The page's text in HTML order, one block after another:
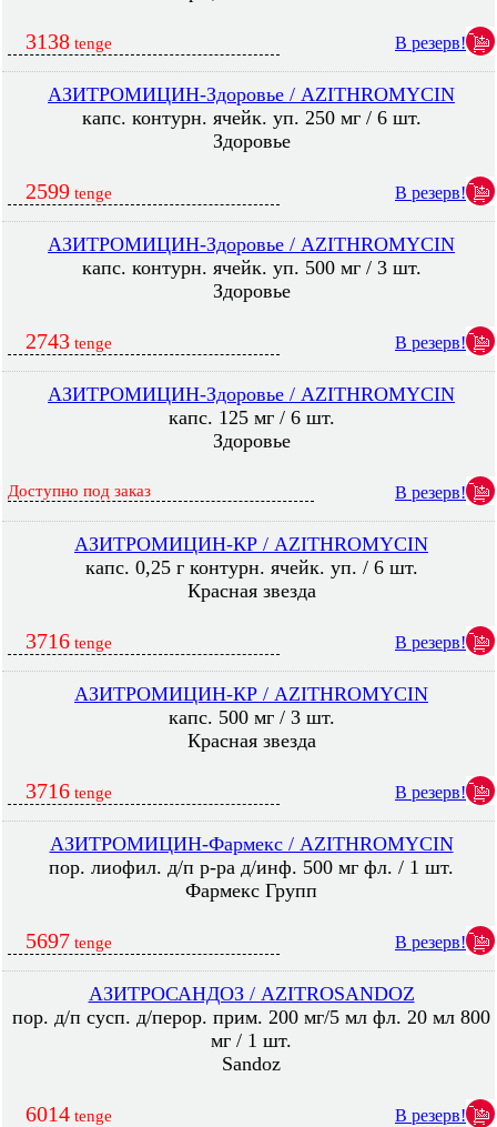
3138 tenge В резерв!
АЗИТРОМИЦИН-Здоровье / AZITHROMYCIN
капс. контурн. ячейк. уп. 250 мг / 6 шт.
Здоровье
2599 tenge В резерв!
АЗИТРОМИЦИН-Здоровье / AZITHROMYCIN
капс. контурн. ячейк. уп. 500 мг / 3 шт.
Здоровье
2743 tenge В резерв!
АЗИТРОМИЦИН-Здоровье / AZITHROMYCIN
капс. 125 мг / 6 шт.
Здоровье
Доступно под заказ В резерв!
АЗИТРОМИЦИН-КР / AZITHROMYCIN
капс. 0,25 г контурн. ячейк. уп. / 6 шт.
Красная звезда
3716 tenge В резерв!
АЗИТРОМИЦИН-КР / AZITHROMYCIN
капс. 500 мг / 3 шт.
Красная звезда
3716 tenge В резерв!
АЗИТРОМИЦИН-Фармекс / AZITHROMYCIN
пор. лиофил. д/п р-ра д/инф. 500 мг фл. / 1 шт.
Фармекс Групп
5697 tenge В резерв!
АЗИТРОСАНДОЗ / AZITROSANDOZ
пор. д/п сусп. д/перор. прим. 200 мг/5 мл фл. 20 мл 800
мг / 1 шт.
Sandoz
6014 tenge В резерв!